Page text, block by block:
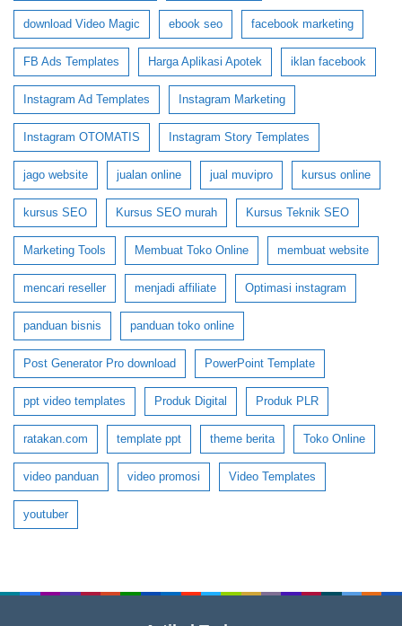
download Video Magic ebook seo facebook marketing
FB Ads Templates Harga Aplikasi Apotek iklan facebook
Instagram Ad Templates Instagram Marketing
Instagram OTOMATIS Instagram Story Templates
jago website jualan online jual muvipro kursus online
kursus SEO Kursus SEO murah Kursus Teknik SEO
Marketing Tools Membuat Toko Online membuat website
mencari reseller menjadi affiliate Optimasi instagram
panduan bisnis panduan toko online
Post Generator Pro download PowerPoint Template
ppt video templates Produk Digital Produk PLR
ratakan.com template ppt theme berita Toko Online
video panduan video promosi Video Templates
youtuber